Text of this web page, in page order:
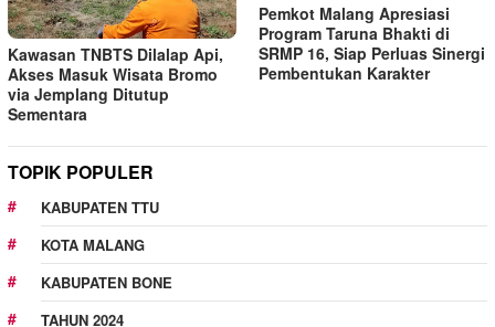
Kawasan TNBTS Dilalap Api,
Akses Masuk Wisata Bromo
via Jemplang Ditutup
Sementara
Pemkot Malang Apresiasi
Program Taruna Bhakti di
SRMP 16, Siap Perluas Sinergi
Pembentukan Karakter
TOPIK POPULER
KABUPATEN TTU
KOTA MALANG
KABUPATEN BONE
TAHUN 2024